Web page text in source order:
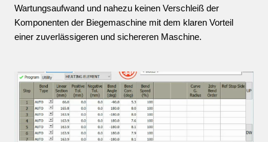
Wartungsaufwand und nahezu keinen Verschleiß der
Komponenten der Biegemaschine mit dem klaren Vorteil
einer zuverlässigeren und sichereren Maschine.